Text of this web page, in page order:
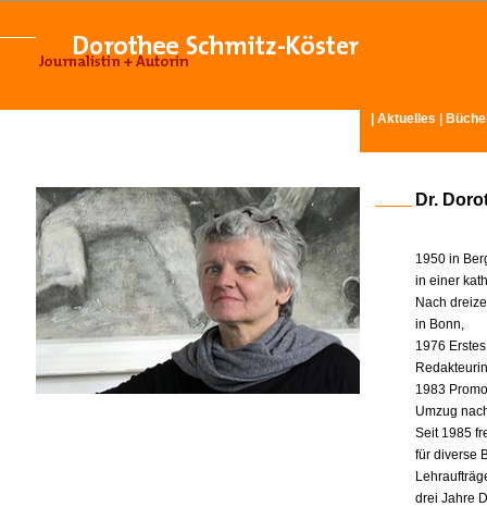
Aktuelles
Dr.
1950 in
in einer
Nach
in Bonn,
1976
1983
Umzug
Seit 1985
für diverse
drei Jahre